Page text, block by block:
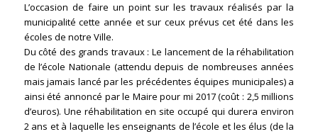
L’occasion de faire un point sur les travaux réalisés par la
municipalité cette année et sur ceux prévus cet été dans les
écoles de notre Ville.
Du côté des grands travaux : Le lancement de la réhabilitation
de l’école Nationale (attendu depuis de nombreuses années
mais jamais lancé par les précédentes équipes municipales) a
ainsi été annoncé par le Maire pour mi 2017 (coût : 2,5 millions
d’euros). Une réhabilitation en site occupé qui durera environ
2 ans et à laquelle les enseignants de l’école et les élus (de la